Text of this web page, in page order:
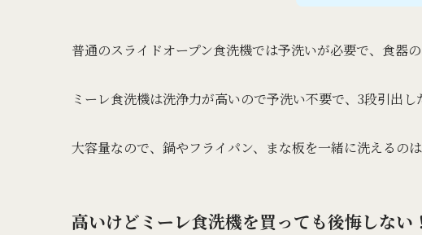
普通のスライドオープン食洗機では予洗いが必要で、食器
ミーレ食洗機は洗浄力が高いので予洗い不要で、3段引出し
大容量なので、鍋やフライパン、まな板を一緒に洗えるのは
高いけどミーレ食洗機を買っても後悔しない！